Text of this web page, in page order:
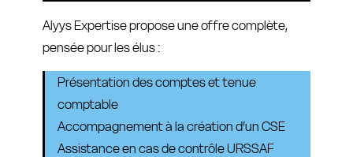
Alyys Expertise propose une offre complète,
pensée pour les élus :
Présentation des comptes et tenue
comptable
Accompagnement à la création d’un CSE
Assistance en cas de contrôle URSSAF